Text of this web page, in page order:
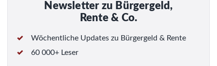
Newsletter zu Bürgergeld,
Rente & Co.
Wöchentliche Updates zu Bürgergeld & Rente
60 000+ Leser